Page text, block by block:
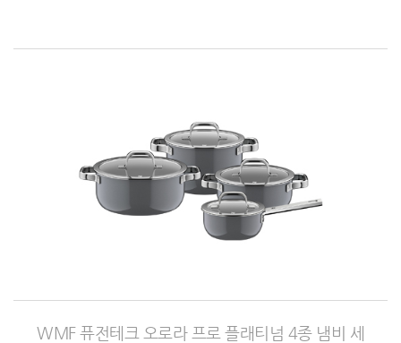
WMF 퓨전테크 오로라 프로 플래티넘 4종 냄비 세